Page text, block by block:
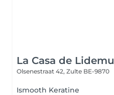
La Casa de Lidemu
Olsenestraat 42, Zulte BE-9870
Ismooth Keratine